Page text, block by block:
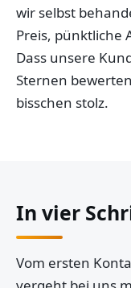
wir selbst
Preis, pünktliche
Dass unsere
Sternen
bisschen stolz.
In vier
Vom ersten